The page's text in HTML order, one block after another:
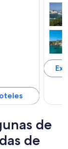
de
de